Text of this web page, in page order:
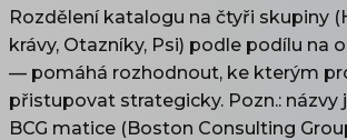
Rozdělení katalogu na čtyři skupiny
krávy, Otazníky, Psi) podle podílu na
— pomáhá rozhodnout, ke kterým
přistupovat strategicky. Pozn.: názvy
BCG matice (Boston Consulting